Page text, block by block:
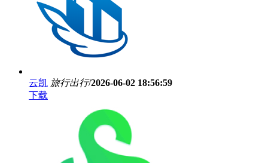
云凯 旅行出行/2026-06-02 18:56:59
下载